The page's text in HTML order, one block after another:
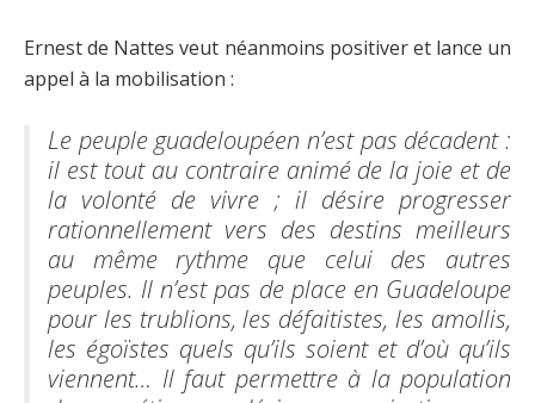
Ernest de Nattes veut néanmoins positiver et lance un
appel à la mobilisation :
Le peuple guadeloupéen n’est pas décadent :
il est tout au contraire animé de la joie et de
la volonté de vivre ; il désire progresser
rationnellement vers des destins meilleurs
au même rythme que celui des autres
peuples. Il n’est pas de place en Guadeloupe
pour les trublions, les défaitistes, les amollis,
les égoïstes quels qu’ils soient et d’où qu’ils
viennent… Il faut permettre à la population